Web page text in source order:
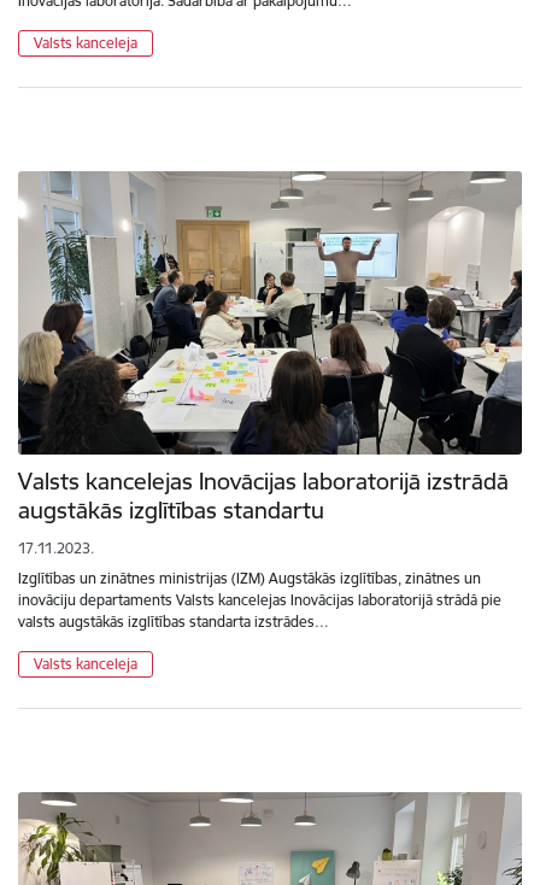
Valsts kanceleja
Valsts kancelejas Inovācijas laboratorijā izstrādā
augstākās izglītības standartu
17.11.2023.
Izglītības un zinātnes ministrijas (IZM) Augstākās izglītības, zinātnes un
inovāciju departaments Valsts kancelejas Inovācijas laboratorijā strādā pie
valsts augstākās izglītības standarta izstrādes…
Valsts kanceleja